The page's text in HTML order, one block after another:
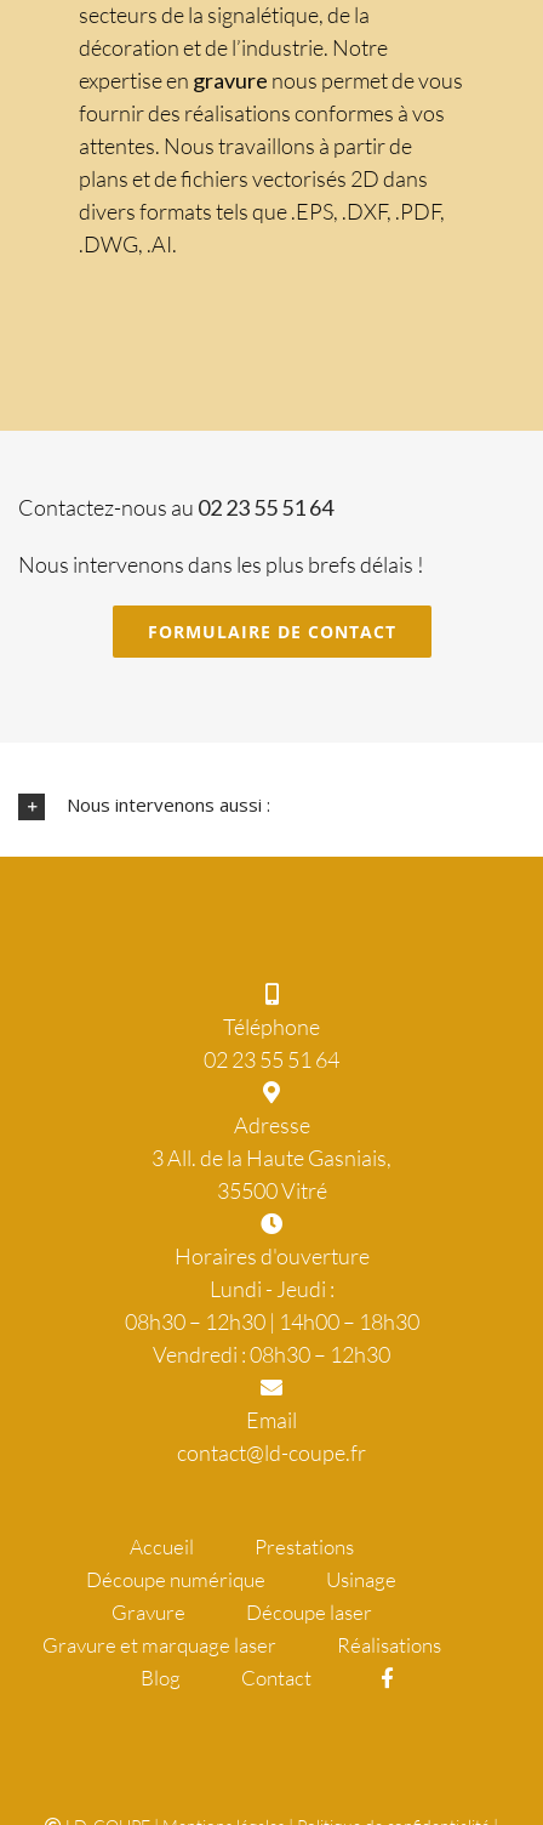
secteurs de la signalétique, de la
décoration et de l’industrie. Notre
expertise en gravure nous permet de vous
fournir des réalisations conformes à vos
attentes. Nous travaillons à partir de
plans et de fichiers vectorisés 2D dans
divers formats tels que .EPS, .DXF, .PDF,
.DWG, .AI.
Contactez-nous au 02 23 55 51 64
Nous intervenons dans les plus brefs délais !
FORMULAIRE DE CONTACT
Nous intervenons aussi :
Téléphone
02 23 55 51 64
Adresse
3 All. de la Haute Gasniais,
35500 Vitré
Horaires d'ouverture
Lundi - Jeudi :
08h30 – 12h30 | 14h00 – 18h30
Vendredi : 08h30 – 12h30
Email
contact@ld-coupe.fr
Accueil
Prestations
Découpe numérique
Usinage
Gravure
Découpe laser
Gravure et marquage laser
Réalisations
Blog
Contact